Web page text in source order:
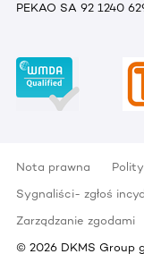
PEKAO SA 92 1240
Nota prawna
Sygnaliści- zgłoś
Zarządzanie zgodami
© 2026 DKMS Group